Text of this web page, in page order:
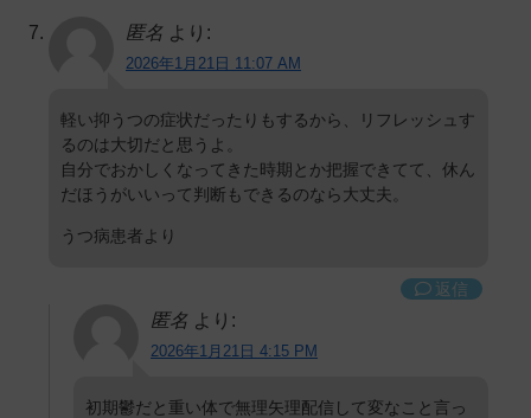
匿名 より:
2026年1月21日 11:07 AM
軽い抑うつの症状だったりもするから、リフレッシュす
るのは大切だと思うよ。
自分でおかしくなってきた時期とか把握できてて、休ん
だほうがいいって判断もできるのなら大丈夫。
うつ病患者より
返信
匿名 より:
2026年1月21日 4:15 PM
初期鬱だと重い体で無理矢理配信して変なこと言っ